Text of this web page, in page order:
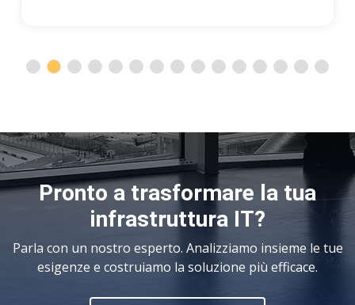
Pronto a trasformare la tua
infrastruttura IT?
Parla con un nostro esperto. Analizziamo insieme le tue
esigenze e costruiamo la soluzione più efficace.